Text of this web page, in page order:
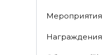
Мероприятия
Награждения